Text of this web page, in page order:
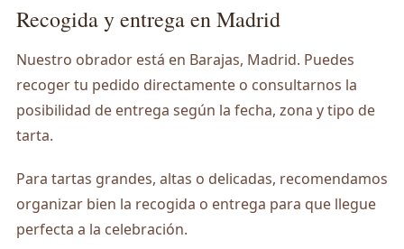
Recogida y entrega en Madrid
Nuestro obrador está en Barajas, Madrid. Puedes
recoger tu pedido directamente o consultarnos la
posibilidad de entrega según la fecha, zona y tipo de
tarta.
Para tartas grandes, altas o delicadas, recomendamos
organizar bien la recogida o entrega para que llegue
perfecta a la celebración.